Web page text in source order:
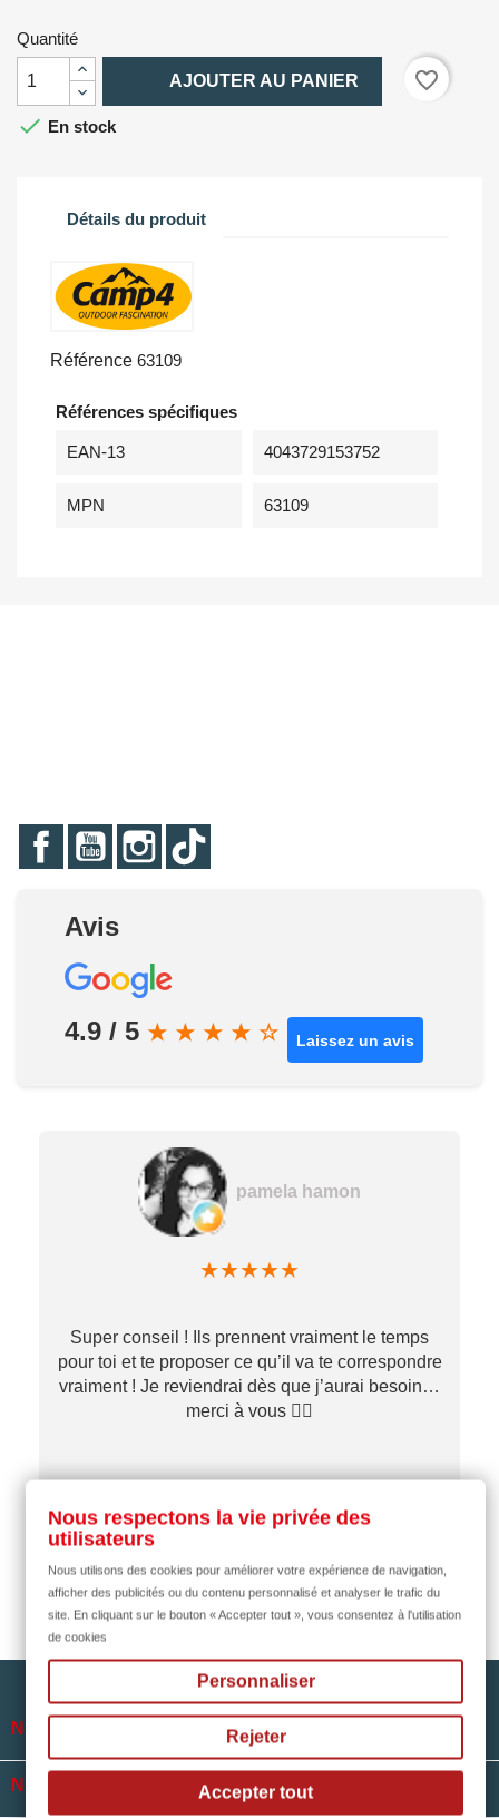
Quantité
AJOUTER AU PANIER
favorite_border
 En stock
Détails du produit
Référence 63109
Références spécifiques
EAN-13 4043729153752
MPN 63109
FacebookYouTubeInstagram
Avis
4.9 / 5 ★ ★ ★ ★ ☆ Laissez un avis
Poussin 60
★★★
table. Très satisfaite L'envoi du colis a été très
rapides. Bien protégé, Je recommande
NOTRE SOCIÉTÉ
NOS HORAIRES
Nous respectons la vie privée des
utilisateurs
Nous utilisons des cookies pour améliorer votre expérience de navigation,
afficher des publicités ou du contenu personnalisé et analyser le trafic du
site. En cliquant sur le bouton « Accepter tout », vous consentez à l'utilisation
de cookies
Personnaliser
Rejeter
Accepter tout